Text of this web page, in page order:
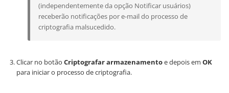
(independentemente da opção Notificar usuários)
receberão notificações por e-mail do processo de
criptografia malsucedido.
Clicar no botão Criptografar armazenamentoe depois em OK
para iniciar o processo de criptografia.